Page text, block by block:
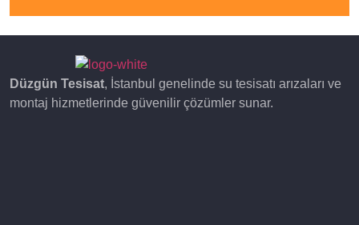
Düzgün Tesisat, İstanbul genelinde su tesisatı arızaları ve
montaj hizmetlerinde güvenilir çözümler sunar.